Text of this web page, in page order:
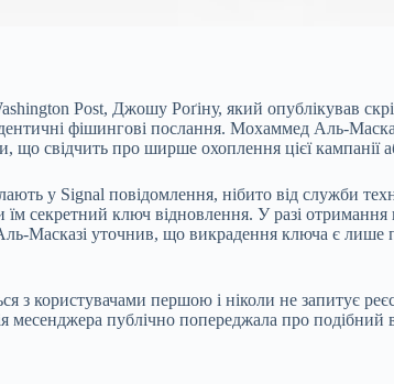
Post, Джошу Роґіну, який опублікував
фішингові послання. Мохаммед Аль-
що свідчить про ширше охоплення цієї
у Signal повідомлення, нібито від служби
секретний ключ відновлення. У разі
Аль-Масказі уточнив, що викрадення ключа є
з користувачами першою і ніколи не запитує
месенджера публічно попереджала про подібний